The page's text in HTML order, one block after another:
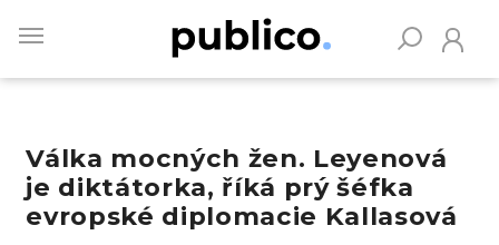
main
Válka mocných žen. Leyenová
je diktátorka, říká prý šéfka
evropské diplomacie Kallasová
Vyhledávejte na Publiku